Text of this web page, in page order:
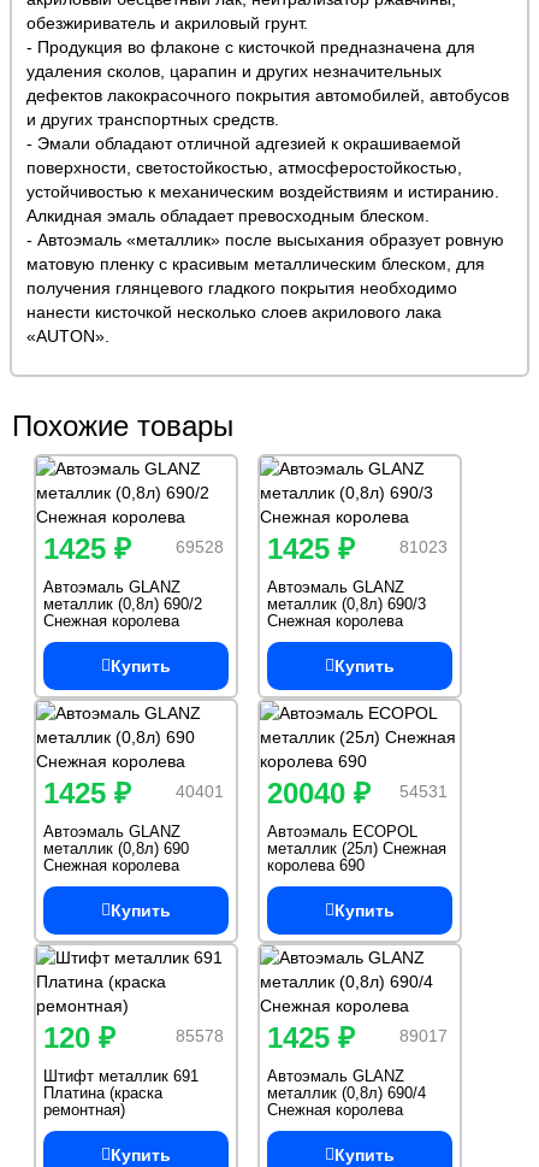
обезжириватель и акриловый грунт.
- Продукция во флаконе с кисточкой предназначена для
удаления сколов, царапин и других незначительных
дефектов лакокрасочного покрытия автомобилей, автобусов
и других транспортных средств.
- Эмали обладают отличной адгезией к окрашиваемой
поверхности, светостойкостью, атмосферостойкостью,
устойчивостью к механическим воздействиям и истиранию.
Алкидная эмаль обладает превосходным блеском.
- Автоэмаль «металлик» после высыхания образует ровную
матовую пленку с красивым металлическим блеском, для
получения глянцевого гладкого покрытия необходимо
нанести кисточкой несколько слоев акрилового лака
«AUTON».
Похожие товары
69528
1425 ₽
Автоэмаль GLANZ
металлик (0,8л) 690/2
Снежная королева
Купить
81023
1425 ₽
Автоэмаль GLANZ
металлик (0,8л) 690/3
Снежная королева
Купить
40401
1425 ₽
Автоэмаль GLANZ
металлик (0,8л) 690
Снежная королева
Купить
54531
20040 ₽
Автоэмаль ECOPOL
металлик (25л) Снежная
королева 690
Купить
85578
120 ₽
Штифт металлик 691
Платина (краска
ремонтная)
Купить
89017
1425 ₽
Автоэмаль GLANZ
металлик (0,8л) 690/4
Снежная королева
Купить